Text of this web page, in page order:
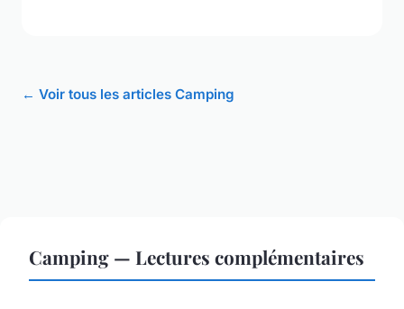
← Voir tous les articles Camping
Camping — Lectures complémentaires